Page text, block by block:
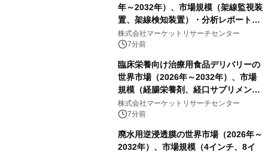
年～2032年）、市場規模（架線監視装
置、架線検知装置）・分析レポートを
発表
株式会社マーケットリサーチセンター
7分前
臨床栄養向け治療用食品デリバリーの
世界市場（2026年～2032年）、市場
規模（経腸栄養剤、経口サプリメン
ト）・分析レポートを発表
株式会社マーケットリサーチセンター
7分前
廃水用逆浸透膜の世界市場（2026年～
2032年）、市場規模（4インチ、8イ